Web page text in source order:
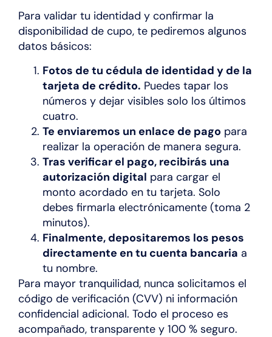
Para validar tu identidad y confirmar la
disponibilidad de cupo, te pediremos algunos
datos básicos:
Fotos de tu cédula de identidad y de la
tarjeta de crédito. Puedes tapar los
números y dejar visibles solo los últimos
cuatro.
Te enviaremos un enlace de pago para
realizar la operación de manera segura.
Tras verificar el pago, recibirás una
autorización digital para cargar el
monto acordado en tu tarjeta. Solo
debes firmarla electrónicamente (toma 2
minutos).
Finalmente, depositaremos los pesos
directamente en tu cuenta bancaria a
tu nombre.
Para mayor tranquilidad, nunca solicitamos el
código de verificación (CVV) ni información
confidencial adicional. Todo el proceso es
acompañado, transparente y 100 % seguro.